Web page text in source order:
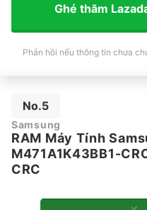
Ghé thăm
Phản hồi nếu thông tin chưa
No.5
Samsung
RAM Máy Tính
M471A1K43BB1-
CRC